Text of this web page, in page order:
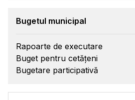
Bugetul municipal
Rapoarte de executare
Buget pentru cetățeni
Bugetare participativă